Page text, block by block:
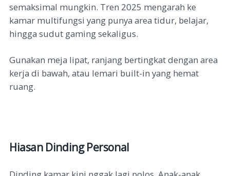
semaksimal mungkin. Tren 2025 mengarah ke
kamar multifungsi yang punya area tidur, belajar,
hingga sudut gaming sekaligus.
Gunakan meja lipat, ranjang bertingkat dengan area
kerja di bawah, atau lemari built-in yang hemat
ruang.
Hiasan Dinding Personal